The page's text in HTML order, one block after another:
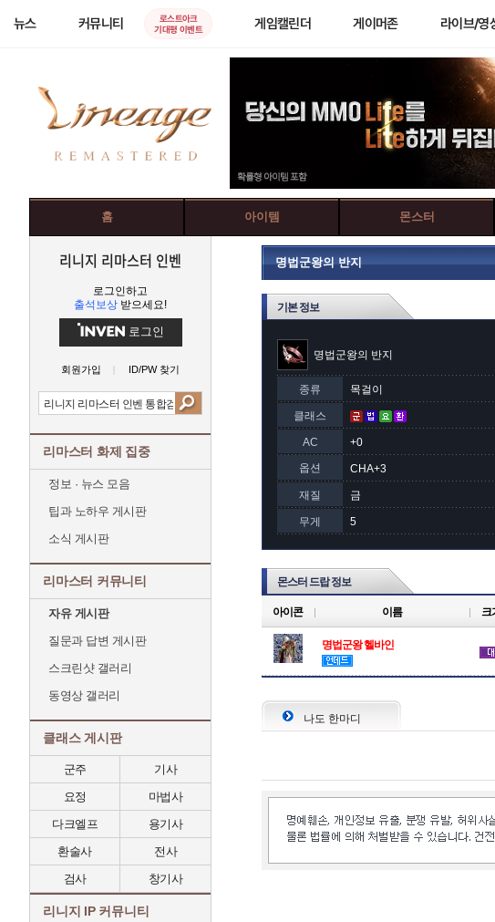
뉴스 커뮤니티
로스트아크
기대평 이벤트
게임캘린더 게이머존 라이브/영
홈 아이템 몬스터
리니지 리마스터 인벤
로그인하고
출석보상 받으세요!
로그인
회원가입 ID/PW 찾기
리마스터 화제 집중
정보 · 뉴스 모음
팁과 노하우 게시판
소식 게시판
리마스터 커뮤니티
자유 게시판
질문과 답변 게시판
스크린샷 갤러리
동영상 갤러리
클래스 게시판
군주
기사
요정
마법사
다크엘프
용기사
환술사
전사
검사
창기사
리니지 IP 커뮤니티
명법군왕의 반지
기본 정보
명법군왕의 반지
종류 목걸이
클래스
AC
+0
옵션
CHA+3
재질 금
무게 5
몬스터 드랍 정보
아이콘 이름 크
명법군왕 헬바인
나도 한마디